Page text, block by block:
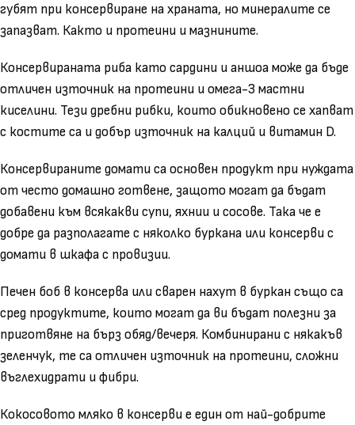
губят при консервиране на храната, но минералите се
запазват. Както и протеини и мазнините.
Консервираната риба като сардини и аншоа може да бъде
отличен източник на протеини и омега-3 мастни
киселини. Тези дребни рибки, които обикновено се хапват
с костите са и добър източник на калций и витамин D.
Консервираните домати са основен продукт при нуждата
от често домашно готвене, защото могат да бъдат
добавени към всякакви супи, яхнии и сосове. Така че е
добре да разполагате с няколко буркана или консерви с
домати в шкафа с провизии.
Печен боб в консерва или сварен нахут в буркан също са
сред продуктите, които могат да ви бъдат полезни за
приготвяне на бърз обяд/вечеря. Комбинирани с някакъв
зеленчук, те са отличен източник на протеини, сложни
въглехидрати и фибри.
Кокосовото мляко в консерви е един от най-добрите